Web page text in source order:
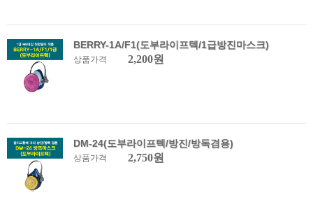
BERRY-1A/F1(도부라이프텍/1급방진마스크)
상품가격 2,200원
DM-24(도부라이프텍/방진/방독겸용)
상품가격 2,750원